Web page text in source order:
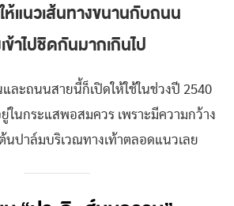
แนวเส้นทางขนานกับถนน
ข้าไปชิดกันมากเกินไป
และถนนสายนี้ก็เปิดให้ใช้ในช่วงปี 2540
ในกระแสพอสมควร เพราะมีความกว้าง
นปาล์มบริเวณทางเท้าตลอดแนวเลย